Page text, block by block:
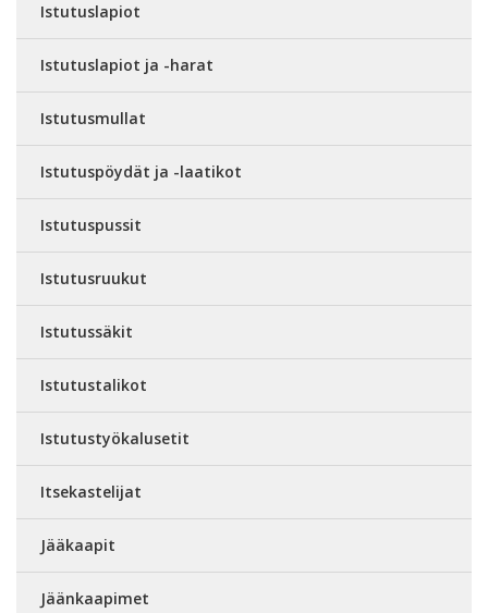
Istutuslapiot
Istutuslapiot ja -harat
Istutusmullat
Istutuspöydät ja -laatikot
Istutuspussit
Istutusruukut
Istutussäkit
Istutustalikot
Istutustyökalusetit
Itsekastelijat
Jääkaapit
Jäänkaapimet